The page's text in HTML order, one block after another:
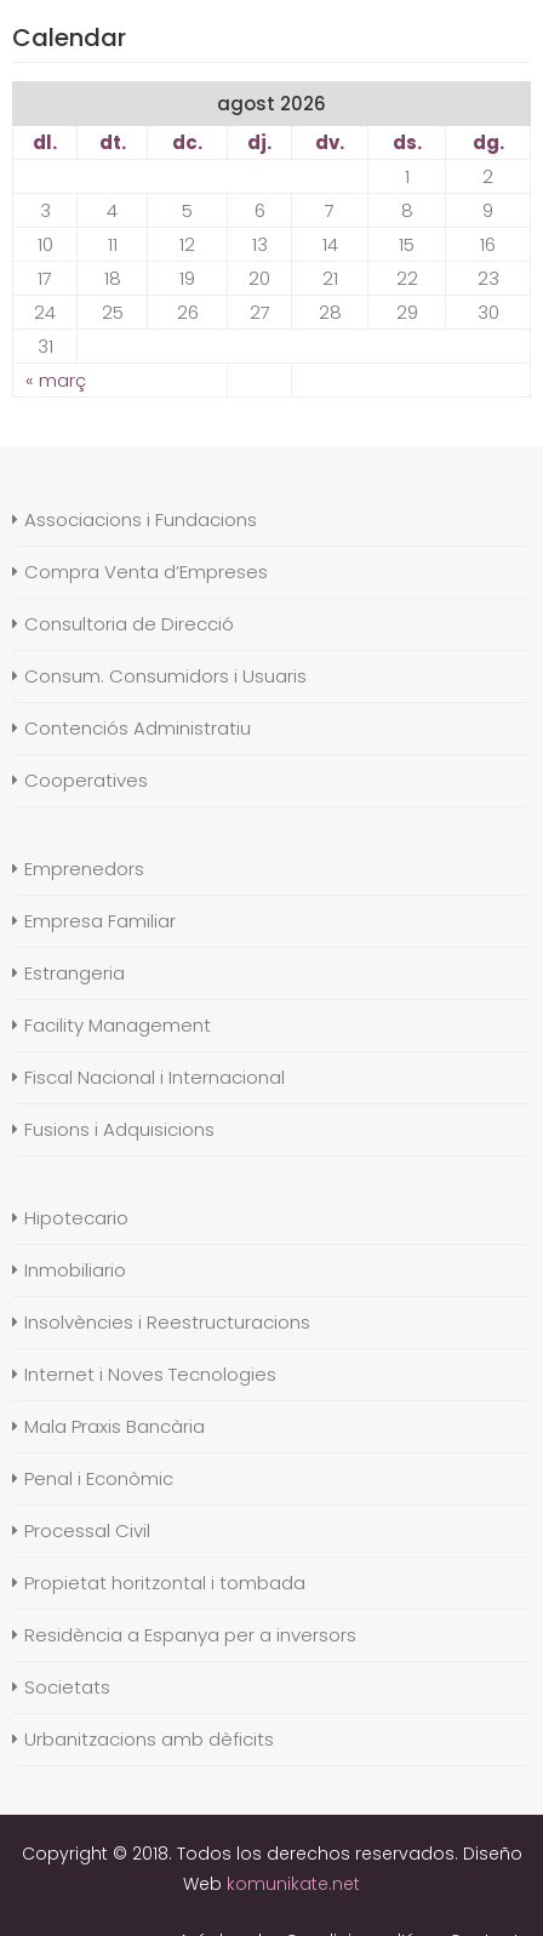
Calendar
agost 2026
dl.
dt. dc. dj. dv. ds. dg.
« març
1
2
3
4 5 6 7 8
9
10
11 12 13 14 15
16
17
18 19 20 21 22
23
24
25 26 27 28 29
30
31
Associacions i Fundacions
Compra Venta d’Empreses
Consultoria de Direcció
Consum. Consumidors i Usuaris
Contenciós Administratiu
Cooperatives
Emprenedors
Empresa Familiar
Estrangeria
Facility Management
Fiscal Nacional i Internacional
Fusions i Adquisicions
Hipotecario
Inmobiliario
Insolvències i Reestructuracions
Internet i Noves Tecnologies
Mala Praxis Bancària
Penal i Econòmic
Processal Civil
Propietat horitzontal i tombada
Residència a Espanya per a inversors
Societats
Urbanitzacions amb dèficits
Copyright © 2018. Todos los derechos reservados. Diseño
Web komunikate.net